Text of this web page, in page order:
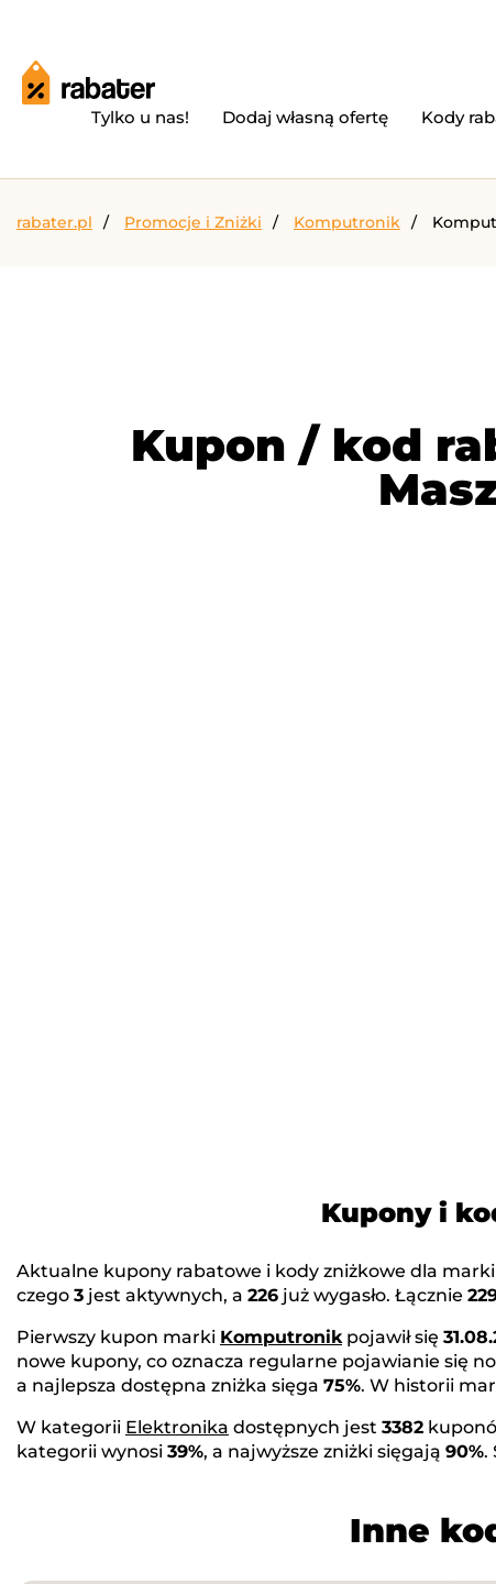
Tylko u nas! Dodaj własną ofertę Kody
rabater.pl Promocje i Zniżki Komputronik
Kupon / kod
Kupony i
Aktualne kupony rabatowe i kody zniżkowe dla marki
czego 3 jest aktywnych, a 226 już wygasło. Łącznie
Pierwszy kupon marki Komputronik pojawił się
nowe kupony, co oznacza regularne pojawianie się
a najlepsza dostępna zniżka sięga 75%. W historii
W kategorii Elektronika dostępnych jest 3382
kategorii wynosi 39%, a najwyższe zniżki sięgają 90%.
Inne